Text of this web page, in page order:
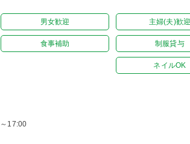
男女歓迎 主婦(夫)歓
食事補助 制服貸与
ネイルOK
17:00